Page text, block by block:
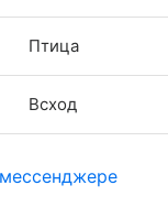
Птица
Всход